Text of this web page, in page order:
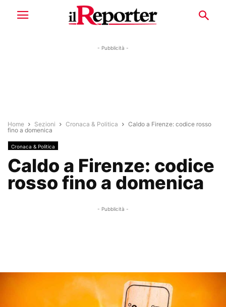
- Pubblicità -
Home Sezioni Cronaca & Politica
Caldo a Firenze: codice rosso
fino a domenica
Cronaca & Politica
Caldo a Firenze: codice
rosso fino a domenica
- Pubblicità -